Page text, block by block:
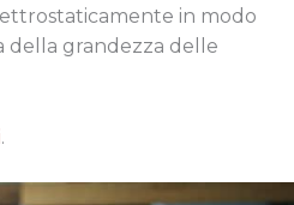
in modo
della grandezza delle
.